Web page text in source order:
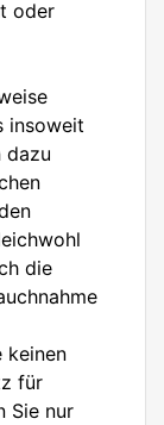
oder
insoweit
dazu
die
keinen
für
Sie nur